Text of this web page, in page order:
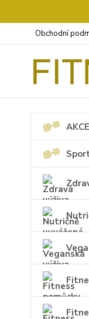
Obchodní
AKCE